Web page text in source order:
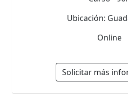
Ubicación:
Online
Solicitar más